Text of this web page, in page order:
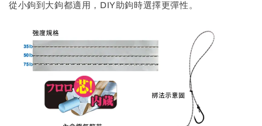
從小鉤到大鉤都適用，DIY助鉤時選擇更彈性。